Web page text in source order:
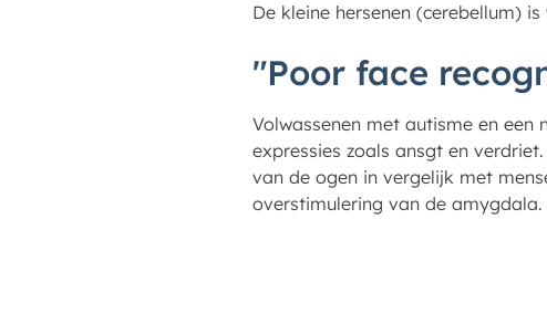
De kleine hersenen (cerebellum)
"Poor face
Volwassenen met autisme en
expressies zoals ansgt en
van de ogen in vergelijk met
overstimulering van de amygdala.